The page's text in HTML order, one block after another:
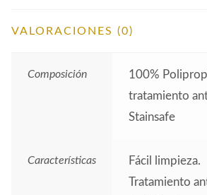
VALORACIONES (0)
Composición
100%
tratamiento
Stainsafe
Características
Fácil limpieza.
Tratamiento